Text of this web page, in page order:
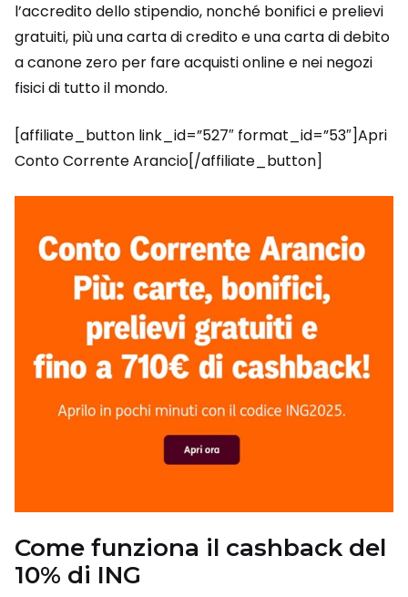
l’accredito dello stipendio, nonché bonifici e prelievi
gratuiti, più una carta di credito e una carta di debito
a canone zero per fare acquisti online e nei negozi
fisici di tutto il mondo.
[affiliate_button link_id=”527″ format_id=”53″]Apri
Conto Corrente Arancio[/affiliate_button]
Come funziona il cashback del
10% di ING